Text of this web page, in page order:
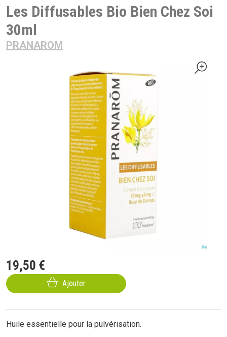
Les Diffusables Bio Bien Chez Soi
30ml
PRANAROM
19,50 €
Ajouter
Huile essentielle pour la pulvérisation.